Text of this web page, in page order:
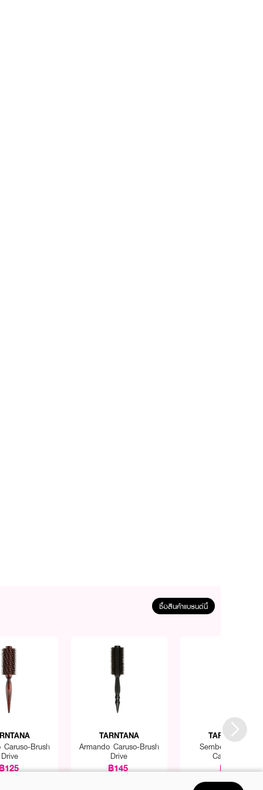
ซื้อสินค้าแบรนด์นี้
Caruso-Brush
Drive
125
TARNTANA
Armando Caruso-Brush
Drive
฿145
TARNTANA
Sembem Divider
Cartridge
฿75